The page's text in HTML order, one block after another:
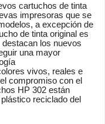
cartuchos de tinta
impresoras que se
a excepción de
de tinta original es
los nuevos
una mayor
vivos, reales e
compromiso con el
HP 302 están
reciclado del